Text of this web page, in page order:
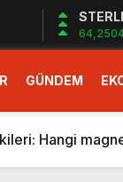
GÜNDEM
dev teklif
gelecek
Hangi
başlıyor